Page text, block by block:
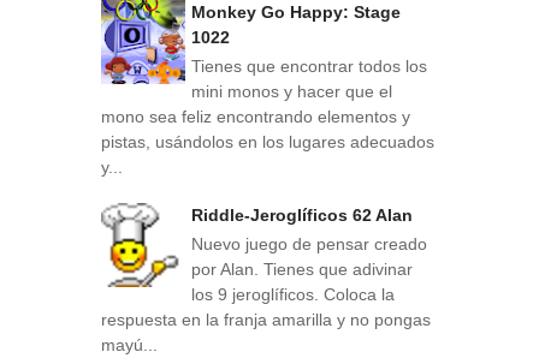
Monkey Go Happy: Stage
1022
Tienes que encontrar todos los
mini monos y hacer que el
mono sea feliz encontrando elementos y
pistas, usándolos en los lugares adecuados
y...
Riddle-Jeroglíficos 62 Alan
Nuevo juego de pensar creado
por Alan. Tienes que adivinar
los 9 jeroglíficos. Coloca la
respuesta en la franja amarilla y no pongas
mayú...